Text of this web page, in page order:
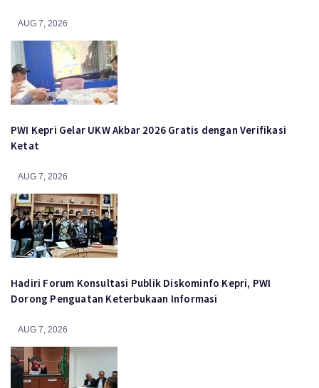
AUG 7, 2026
PWI Kepri Gelar UKW Akbar 2026 Gratis dengan Verifikasi
Ketat
AUG 7, 2026
Hadiri Forum Konsultasi Publik Diskominfo Kepri, PWI
Dorong Penguatan Keterbukaan Informasi
AUG 7, 2026